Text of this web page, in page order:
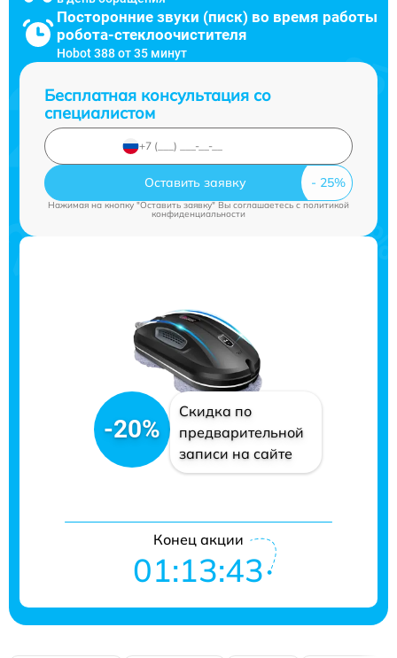
Посторонние звуки (писк) во время работы
робота-стеклоочистителя
Hobot 388 от 35 минут
Бесплатная консультация со
специалистом
Оставить заявку
Нажимая на кнопку "Оставить заявку" Вы соглашаетесь cполитикой
конфиденциальности
-20%
Скидка по
предварительной
записи на сайте
Конец акции
01:13:42